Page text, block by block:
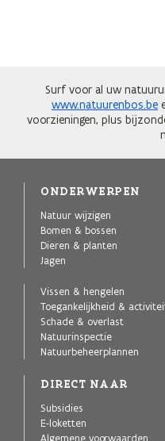
Surf voor al uw
www.natuurenbos.be
voorzieningen, plus
ONDERWERPEN
Natuur wijzigen
Bomen & bossen
Dieren & planten
Jagen
Vissen & hengelen
Toegankelijkheid &
Schade & overlast
Natuurinspectie
Natuurbeheerplannen
DIRECT NAAR
Subsidies
E-loketten
Algemene voorwaarden